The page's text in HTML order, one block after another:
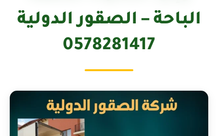
الباحة – الصقور الدولية
0578281417